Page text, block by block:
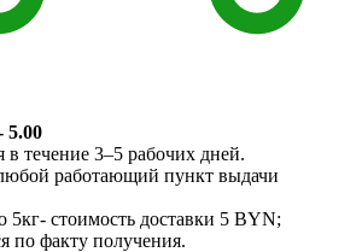
5.00
в течение 3–5 рабочих дней.
работающий пункт выдачи
5кг- стоимость доставки 5 BYN;
по факту получения.